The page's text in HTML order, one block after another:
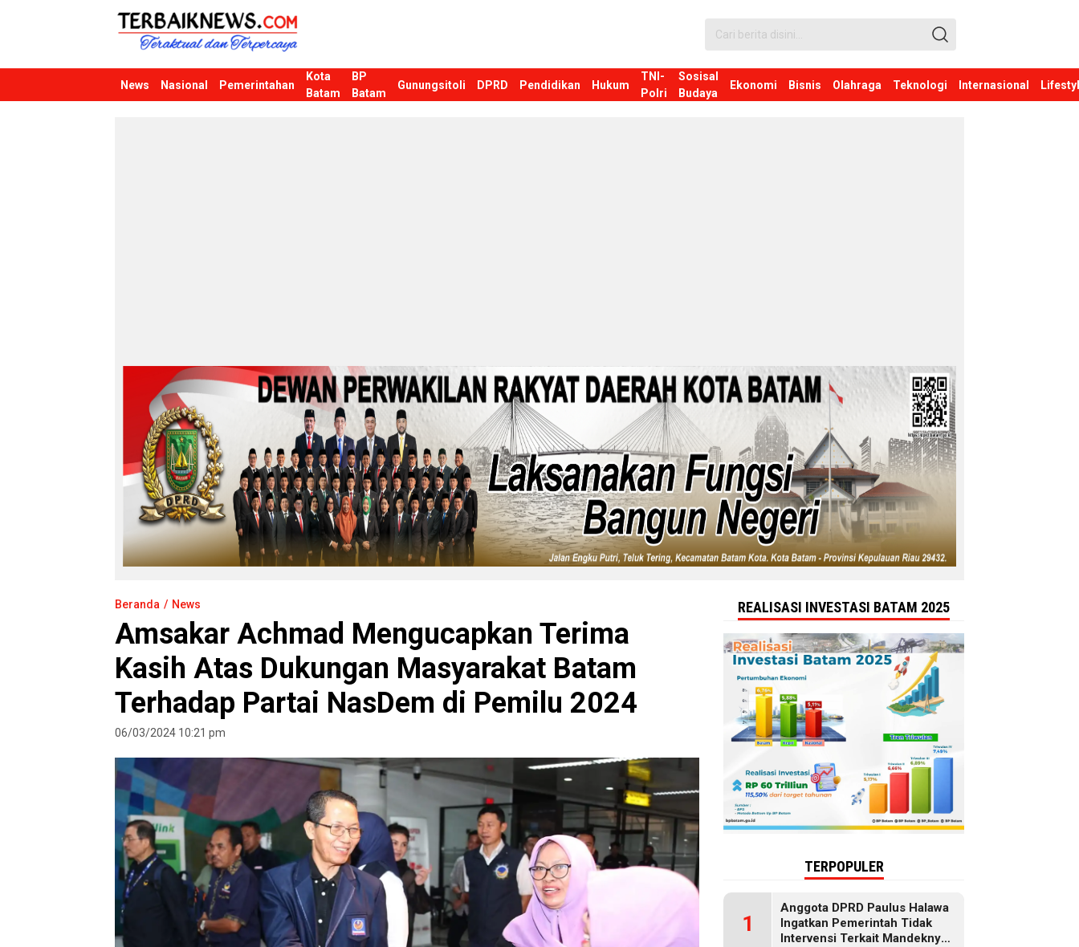
Terbaiknews
Teraktual dan Terpercaya
News Nasional Pemerintahan
Kota
Batam
BP
Batam
Gunungsitoli DPRD Pendidikan Hukum
TNI-
Polri
Sosisal
Budaya
Ekonomi Bisnis Olahraga Teknologi Internasional
Beranda News
Amsakar Achmad Mengucapkan Terima
Kasih Atas Dukungan Masyarakat Batam
Terhadap Partai NasDem di Pemilu 2024
06/03/2024 10:21 pm
REALISASI INVESTASI BATAM 2025
TERPOPULER
1
Anggota DPRD Paulus Halawa
Ingatkan Pemerintah Tidak
Intervensi Terkait Mandeknya